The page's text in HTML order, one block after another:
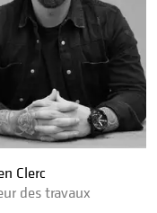
Clerc
des travaux